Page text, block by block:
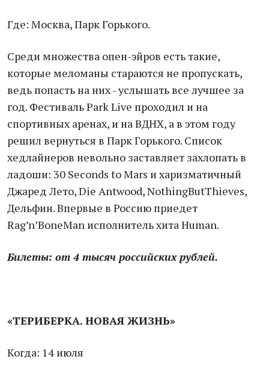
Где: Москва, Парк Горького.
Среди множества опен-эйров есть такие,
которые меломаны стараются не пропускать,
ведь попасть на них - услышать все лучшее за
год. Фестиваль Park Live проходил и на
спортивных аренах, и на ВДНХ, а в этом году
решил вернуться в Парк Горького. Список
хедлайнеров невольно заставляет захлопать в
ладоши: 30 Seconds to Mars и харизматичный
Джаред Лето, Die Antwood, NothingButThieves,
Дельфин. Впервые в Россию приедет
Rag’n’BoneMan исполнитель хита Human.
Билеты: от 4 тысяч российских рублей.
«ТЕРИБЕРКА. НОВАЯ ЖИЗНЬ»
Когда: 14 июля